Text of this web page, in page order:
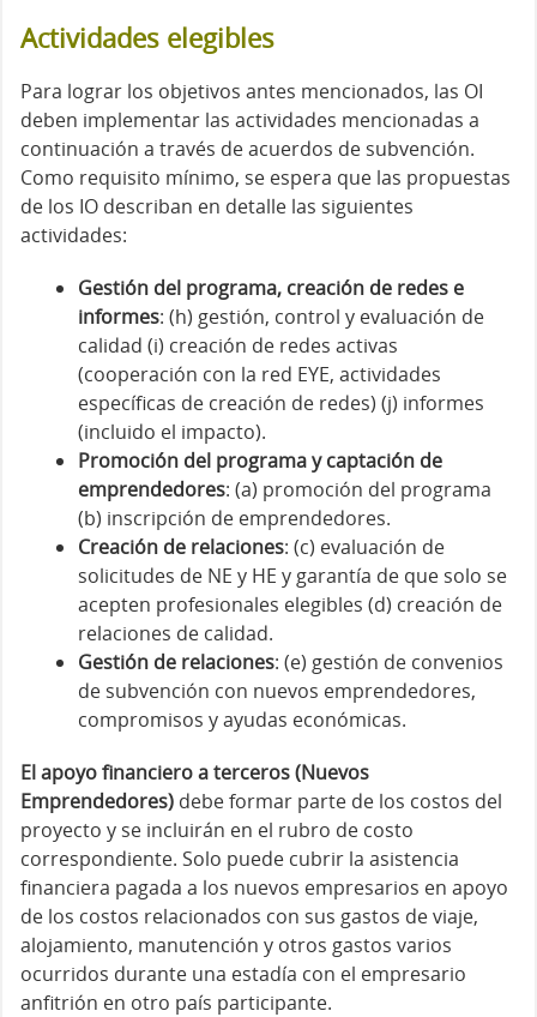
Actividades elegibles
Para lograr los objetivos antes mencionados, las OI
deben implementar las actividades mencionadas a
continuación a través de acuerdos de subvención.
Como requisito mínimo, se espera que las propuestas
de los IO describan en detalle las siguientes
actividades:
Gestión del programa, creación de redes e
informes: (h) gestión, control y evaluación de
calidad (i) creación de redes activas
(cooperación con la red EYE, actividades
específicas de creación de redes) (j) informes
(incluido el impacto).
Promoción del programa y captación de
emprendedores: (a) promoción del programa
(b) inscripción de emprendedores.
Creación de relaciones: (c) evaluación de
solicitudes de NE y HE y garantía de que solo se
acepten profesionales elegibles (d) creación de
relaciones de calidad.
Gestión de relaciones: (e) gestión de convenios
de subvención con nuevos emprendedores,
compromisos y ayudas económicas.
El apoyo financiero a terceros (Nuevos
Emprendedores) debe formar parte de los costos del
proyecto y se incluirán en el rubro de costo
correspondiente. Solo puede cubrir la asistencia
financiera pagada a los nuevos empresarios en apoyo
de los costos relacionados con sus gastos de viaje,
alojamiento, manutención y otros gastos varios
ocurridos durante una estadía con el empresario
anfitrión en otro país participante.